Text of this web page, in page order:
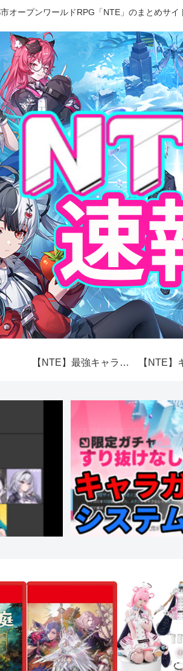
オープンワールドRPG「NTE」のまとめサ
【NTE】最強キャラランキング【性能】